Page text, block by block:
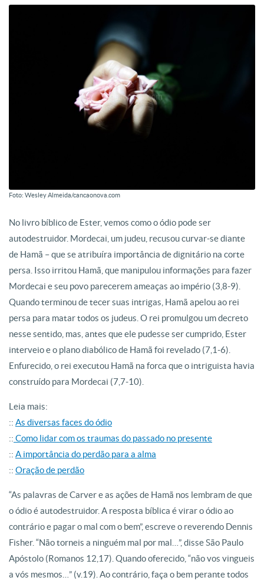
Foto: Wesley Almeida/cancaonova.com
No livro bíblico de Ester, vemos como o ódio pode ser
autodestruidor. Mordecai, um judeu, recusou curvar-se diante
de Hamã – que se atribuíra importância de dignitário na corte
persa. Isso irritou Hamã, que manipulou informações para fazer
Mordecai e seu povo parecerem ameaças ao império (3,8-9).
Quando terminou de tecer suas intrigas, Hamã apelou ao rei
persa para matar todos os judeus. O rei promulgou um decreto
nesse sentido, mas, antes que ele pudesse ser cumprido, Ester
interveio e o plano diabólico de Hamã foi revelado (7,1-6).
Enfurecido, o rei executou Hamã na forca que o intriguista havia
construído para Mordecai (7,7-10).
Leia mais:
:: As diversas faces do ódio
:: Como lidar com os traumas do passado no presente
:: A importância do perdão para a alma
:: Oração de perdão
“As palavras de Carver e as ações de Hamã nos lembram de que
o ódio é autodestruidor. A resposta bíblica é virar o ódio ao
contrário e pagar o mal com o bem”, escreve o reverendo Dennis
Fisher. “Não torneis a ninguém mal por mal…”, disse São Paulo
Apóstolo (Romanos 12,17). Quando oferecido, “não vos vingueis
a vós mesmos…” (v.19). Ao contrário, faça o bem perante todos